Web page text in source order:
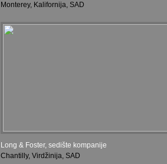
Monterey, Kalifornija, SAD
Long & Foster, sedište kompanije
Chantilly, Virdžinija, SAD